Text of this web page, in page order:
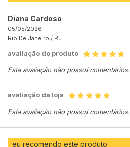
Diana Cardoso
05/05/2026
Rio De Janeiro / RJ
avaliação do produto
Esta avaliação não possui comentários.
avaliação da loja
Esta avaliação não possui comentários.
eu recomendo este produto